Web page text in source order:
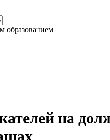
образованием
на